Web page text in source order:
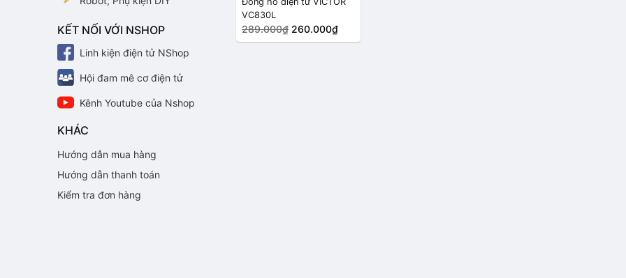
VC830L
289.000₫ 260.000₫
KẾT NỐI VỚI NSHOP
Linh kiện điện tử NShop
Hội đam mê cơ điện tử
Kênh Youtube của Nshop
KHÁC
Hướng dẫn mua hàng
Hướng dẫn thanh toán
Kiểm tra đơn hàng